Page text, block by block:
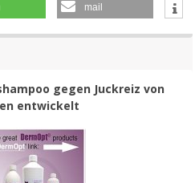
mail
gegen Juckreiz von
entwickelt